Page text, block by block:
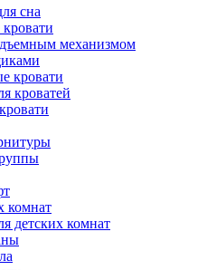
сна
механизмом
кровати
кроватей
комнат
детских комнат